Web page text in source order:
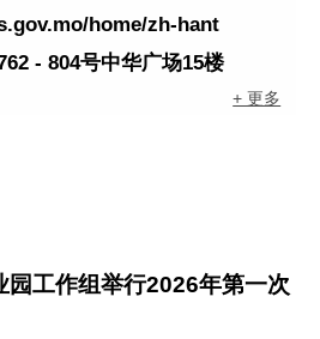
home/zh-hant
- 804号中华广场15楼
+ 更多
园工作组举行2026年第一次